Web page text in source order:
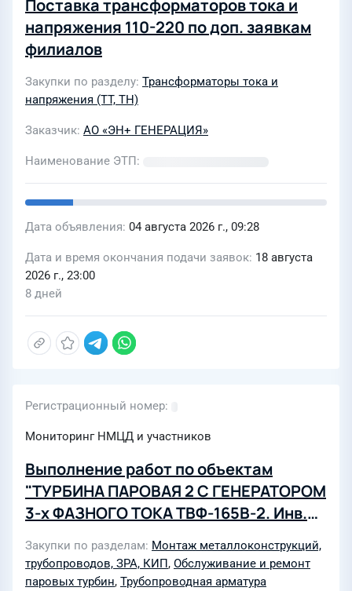
Поставка трансформаторов тока и
напряжения 110-220 по доп. заявкам
филиалов
Закупки по разделу Трансформаторы тока и
напряжения (ТТ, ТН)
Заказчик АО «ЭН+ ГЕНЕРАЦИЯ»
Наименование ЭТП
Дата объявления 04 августа 2026 г., 09:28
Дата и время окончания подачи заявок 18 августа
2026 г., 23:00
8 дней
Регистрационный номер
Мониторинг НМЦД и участников
Выполнение работ по объектам
"ТУРБИНА ПАРОВАЯ 2 С ГЕНЕРАТОРОМ
3-х ФАЗНОГО ТОКА ТВФ-165В-2. Инв.
перевооружение Замена стопорного
клапана", "ТУРБИНА ПАРОВАЯ 6 С
Закупки по разделам Монтаж металлоконструкций,
трубопроводов, ЗРА, КИП, Обслуживание и ремонт
паровых турбин, Трубопроводная арматура